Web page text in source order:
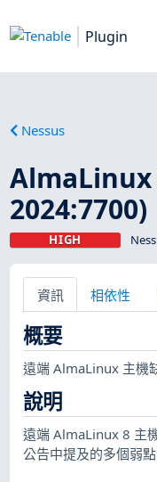
Plugin
Nessus
AlmaLinux
2024:7700)
HIGH
資訊 相依性
概要
遠端 AlmaLinux 主機
說明
遠端 AlmaLinux 8 主
公告中提及的多個弱